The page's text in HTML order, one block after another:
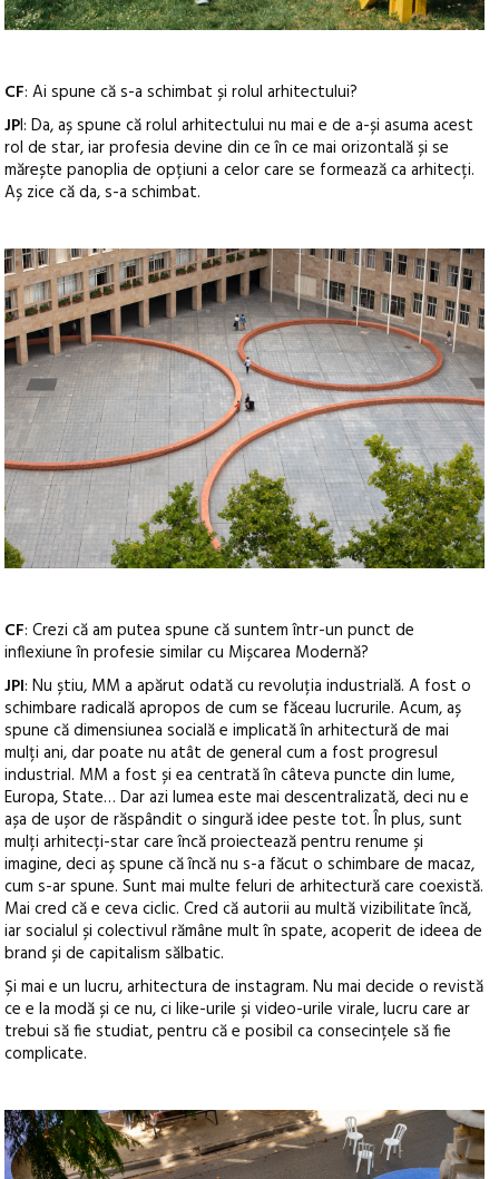
CF: Ai spune că s-a schimbat și rolul arhitectului?
JPI: Da, aș spune că rolul arhitectului nu mai e de a-și asuma acest
rol de star, iar profesia devine din ce în ce mai orizontală și se
mărește panoplia de opțiuni a celor care se formează ca arhitecți.
Aș zice că da, s-a schimbat.
CF: Crezi că am putea spune că suntem într-un punct de
inflexiune în profesie similar cu Mișcarea Modernă?
JPI: Nu știu, MM a apărut odată cu revoluția industrială. A fost o
schimbare radicală apropos de cum se făceau lucrurile. Acum, aș
spune că dimensiunea socială e implicată în arhitectură de mai
mulți ani, dar poate nu atât de general cum a fost progresul
industrial. MM a fost și ea centrată în câteva puncte din lume,
Europa, State… Dar azi lumea este mai descentralizată, deci nu e
așa de ușor de răspândit o singură idee peste tot. În plus, sunt
mulți arhitecți-star care încă proiectează pentru renume și
imagine, deci aș spune că încă nu s-a făcut o schimbare de macaz,
cum s-ar spune. Sunt mai multe feluri de arhitectură care coexistă.
Mai cred că e ceva ciclic. Cred că autorii au multă vizibilitate încă,
iar socialul și colectivul rămâne mult în spate, acoperit de ideea de
brand și de capitalism sălbatic.
Și mai e un lucru, arhitectura de instagram. Nu mai decide o revistă
ce e la modă și ce nu, ci like-urile și video-urile virale, lucru care ar
trebui să fie studiat, pentru că e posibil ca consecințele să fie
complicate.